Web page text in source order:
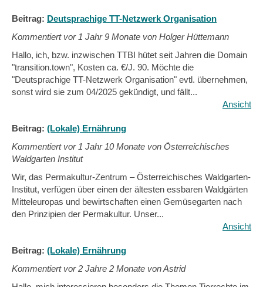
Beitrag: Deutsprachige TT-Netzwerk Organisation
Kommentiert vor 1 Jahr 9 Monate von Holger Hüttemann
Hallo, ich, bzw. inzwischen TTBI hütet seit Jahren die Domain
"transition.town", Kosten ca. €/J. 90. Möchte die
"Deutsprachige TT-Netzwerk Organisation" evtl. übernehmen,
sonst wird sie zum 04/2025 gekündigt, und fällt...
Ansicht
Beitrag: (Lokale) Ernährung
Kommentiert vor 1 Jahr 10 Monate von Österreichisches
Waldgarten Institut
Wir, das Permakultur-Zentrum – Österreichisches Waldgarten-
Institut, verfügen über einen der ältesten essbaren Waldgärten
Mitteleuropas und bewirtschaften einen Gemüsegarten nach
den Prinzipien der Permakultur. Unser...
Ansicht
Beitrag: (Lokale) Ernährung
Kommentiert vor2 Jahre 2 Monate von Astrid